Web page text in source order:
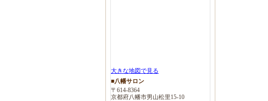
大きな地図で見る
■八幡サロン
〒614-8364
京都府八幡市男山松里15-10